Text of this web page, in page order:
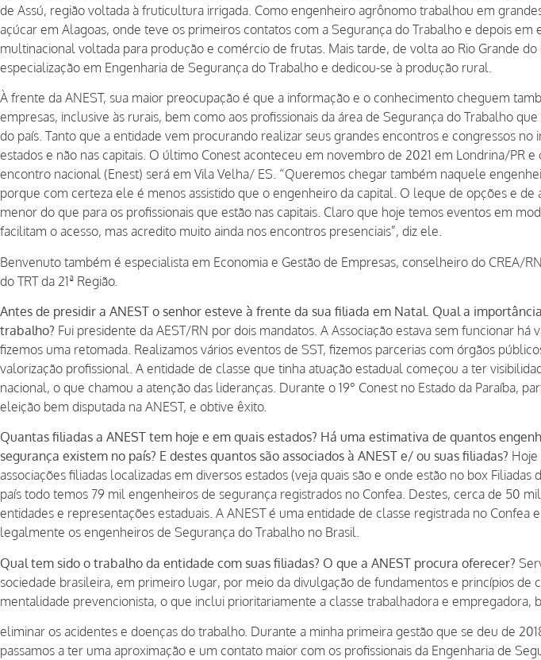
de Assú, região voltada à fruticultura irrigada. Como engenheiro agrônomo trabalhou em
açúcar em Alagoas, onde teve os primeiros contatos com a Segurança do Trabalho e depois em
multinacional voltada para produção e comércio de frutas. Mais tarde, de volta ao Rio Grande
especialização em Engenharia de Segurança do Trabalho e dedicou-se à produção rural.
À frente da ANEST, sua maior preocupação é que a informação e o conhecimento cheguem
empresas, inclusive às rurais, bem como aos profissionais da área de Segurança do Trabalho
do país. Tanto que a entidade vem procurando realizar seus grandes encontros e congressos no
estados e não nas capitais. O último Conest aconteceu em novembro de 2021 em Londrina/PR e
encontro nacional (Enest) será em Vila Velha/ ES. “Queremos chegar também naquele
porque com certeza ele é menos assistido que o engenheiro da capital. O leque de opções e de
menor do que para os profissionais que estão nas capitais. Claro que hoje temos eventos em
facilitam o acesso, mas acredito muito ainda nos encontros presenciais”, diz ele.
Benvenuto também é especialista em Economia e Gestão de Empresas, conselheiro do CREA/
do TRT da 21ª Região.
Antes de presidir a ANEST o senhor esteve à frente da sua filiada em Natal. Qual a
trabalho? Fui presidente da AEST/RN por dois mandatos. A Associação estava sem funcionar há
fizemos uma retomada. Realizamos vários eventos de SST, fizemos parcerias com órgãos
valorização profissional. A entidade de classe que tinha atuação estadual começou a ter
nacional, o que chamou a atenção das lideranças. Durante o 19° Conest no Estado da Paraíba,
eleição bem disputada na ANEST, e obtive êxito.
Quantas filiadas a ANEST tem hoje e em quais estados? Há uma estimativa de quantos
segurança existem no país? E destes quantos são associados à ANEST e/ ou suas filiadas? Hoje
associações filiadas localizadas em diversos estados (veja quais são e onde estão no box Filiadas
país todo temos 79 mil engenheiros de segurança registrados no Confea. Destes, cerca de 50
entidades e representações estaduais. A ANEST é uma entidade de classe registrada no Confea
legalmente os engenheiros de Segurança do Trabalho no Brasil.
Qual tem sido o trabalho da entidade com suas filiadas? O que a ANEST procura oferecer?
sociedade brasileira, em primeiro lugar, por meio da divulgação de fundamentos e princípios de
mentalidade prevencionista, o que inclui prioritariamente a classe trabalhadora e empregadora,
eliminar os acidentes e doenças do trabalho. Durante a minha primeira gestão que se deu de
passamos a ter uma aproximação e um contato maior com os profissionais da Engenharia de